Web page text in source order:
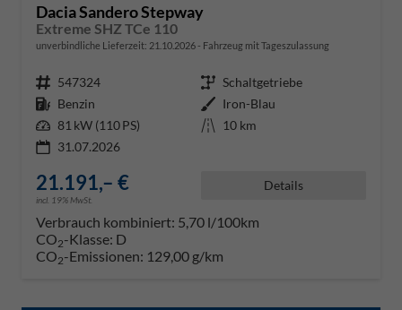
Dacia Sandero Stepway
Extreme SHZ TCe 110
unverbindliche Lieferzeit: 21.10.2026 Fahrzeug mit Tageszulassung
Fahrzeugnr. 547324 Getriebe Schaltgetriebe
Kraftstoff Benzin Außenfarbe Iron-Blau
Leistung 81 kW (110 PS) Kilometerstand 10 km
31.07.2026
21.191,– €
incl. 19% MwSt.
Details
Verbrauch kombiniert: 5,70 l/100km
CO2-Klasse: D
CO2-Emissionen: 129,00 g/km